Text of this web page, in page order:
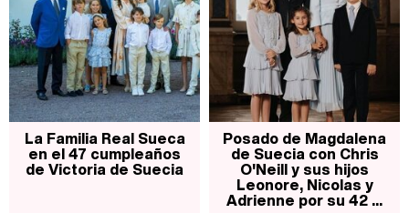
La Familia Real Sueca
en el 47 cumpleaños
de Victoria de Suecia
Posado de Magdalena
de Suecia con Chris
O'Neill y sus hijos
Leonore, Nicolas y
Adrienne por su 42 ...